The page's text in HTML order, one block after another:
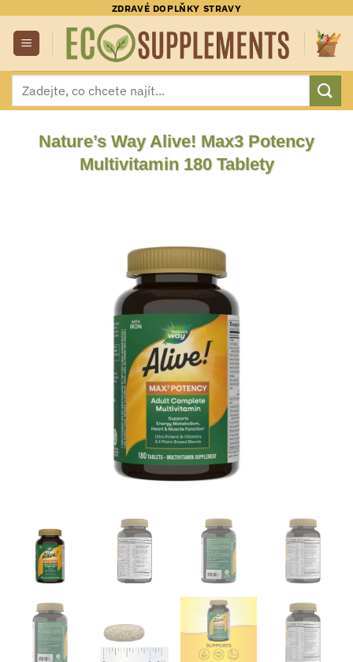
obsah
ZDRAVÉ DOPLŇKY STRAVY
Hledat:
Nature’s Way Alive! Max3 Potency
Multivitamin 180 Tablety